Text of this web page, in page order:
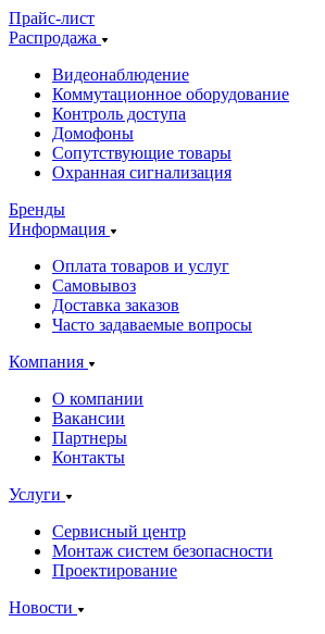
Прайс-лист
Распродажа
Видеонаблюдение
Коммутационное оборудование
Контроль доступа
Домофоны
Сопутствующие товары
Охранная сигнализация
Бренды
Информация
Оплата товаров и услуг
Самовывоз
Доставка заказов
Часто задаваемые вопросы
Компания
О компании
Вакансии
Партнеры
Контакты
Услуги
Сервисный центр
Монтаж систем безопасности
Проектирование
Новости